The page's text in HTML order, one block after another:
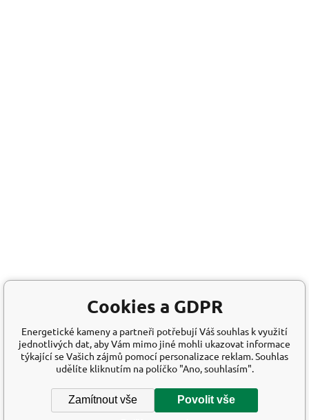
Cookies a GDPR
Energetické kameny a partneři potřebují Váš souhlas k využití
jednotlivých dat, aby Vám mimo jiné mohli ukazovat informace
týkající se Vašich zájmů pomocí personalizace reklam. Souhlas
udělíte kliknutím na políčko "Ano, souhlasím".
Zamítnout vše Povolit vše